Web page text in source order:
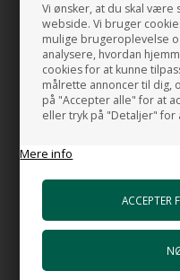
Vi ønsker, at du skal være
webside. Vi bruger
mulige brugeroplevelse
analysere, hvordan
cookies for at kunne
målrette annoncer til dig,
på "Accepter alle" for at
eller tryk på "Detaljer"
Mere info
Den nye Frames I
stål, hvor et firkantet profil
Læg mærke til den høje
billederne. Der er kælet for
eller andet sjusk.
håndklædetørre i rustfrit
Radiatoren fås også i blank